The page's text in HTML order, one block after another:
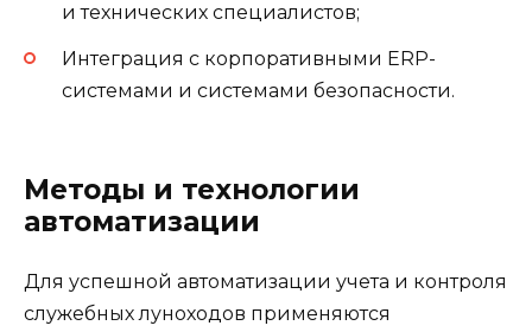
и технических специалистов;
Интеграция с корпоративными ERP-
системами и системами безопасности.
Методы и технологии
автоматизации
Для успешной автоматизации учета и контроля
служебных луноходов применяются